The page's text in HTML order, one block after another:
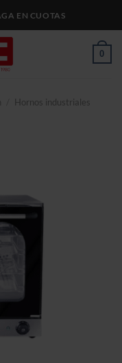
EN CUOTAS
0
Hornos industriales